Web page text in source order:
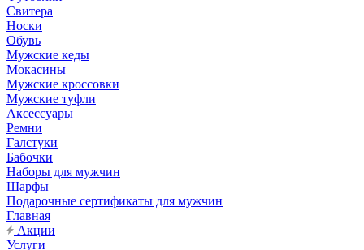
Свитера
Носки
Обувь
Мужские кеды
Мокасины
Мужские кроссовки
Мужские туфли
Аксессуары
Ремни
Галстуки
Бабочки
Наборы для мужчин
Шарфы
Подарочные сертификаты для мужчин
Главная
Акции
Услуги